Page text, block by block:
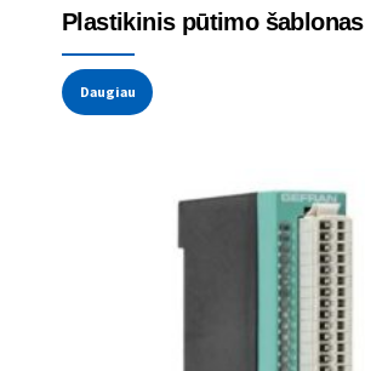
Plastikinis pūtimo šablonas
Daugiau